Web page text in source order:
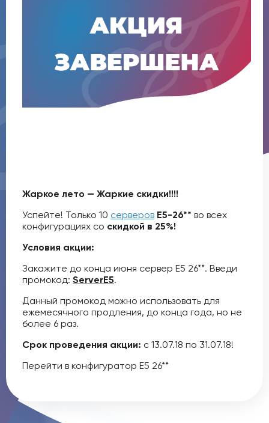
Жаркое лето — Жаркие скидки!!!!
Успейте! Только 10 серверов Е5-26** во всех
конфигурациях со скидкой в 25%!
Условия акции:
Закажите до конца июня сервер Е5 26**. Введи
промокод: ServerE5.
Данный промокод можно использовать для
ежемесячного продления, до конца года, но не
более 6 раз.
Срок проведения акции: с 13.07.18 по 31.07.18!
Перейти в конфигуратор Е5 26**